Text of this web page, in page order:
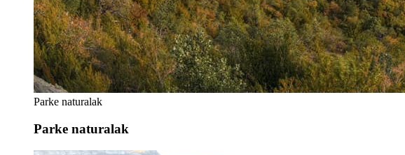
Parke naturalak
Parke naturalak